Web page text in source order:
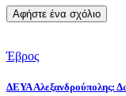
Έβρος
ΔΕΥΑ Αλεξανδρούπολης: